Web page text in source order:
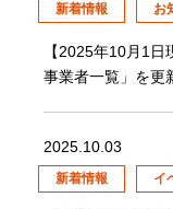
新着情報 お
【2025年10月1
事業者一覧」を更
2025.10.03
新着情報 イ